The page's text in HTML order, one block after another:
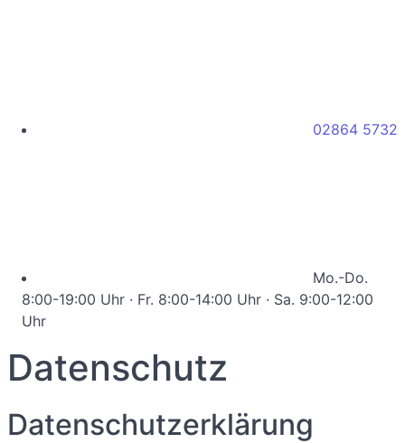
02864 5732
Mo.-Do.
8:00-19:00 Uhr · Fr. 8:00-14:00 Uhr · Sa. 9:00-12:00
Uhr
Datenschutz
Datenschutzerklärung